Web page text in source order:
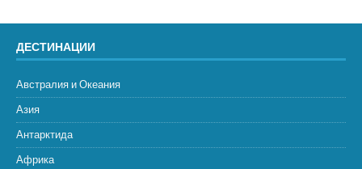
ДЕСТИНАЦИИ
Австралия и Океания
Азия
Антарктида
Африка